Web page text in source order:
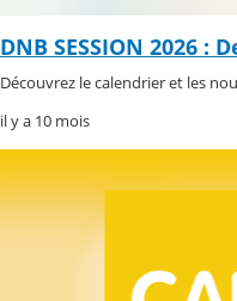
DNB SESSION 2026 :
Découvrez le calendrier et les
il y a 10 mois